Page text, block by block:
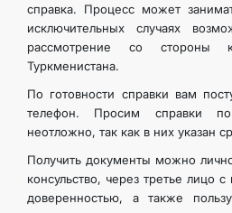
справка. Процесс может
исключительных случаях
рассмотрение со стороны
Туркменистана.
По готовности справки вам
телефон. Просим справки по
неотложно, так как в них указан
Получить документы можно
консульство, через третье лицо
доверенностью, а также